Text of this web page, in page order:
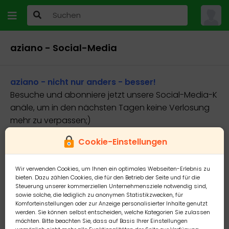
Cookie-Einstellungen
Wir verwenden Cookies, um Ihnen ein optimales Webseiten-Erlebnis zu
bieten. Dazu zählen Cookies, die für den Betrieb der Seite und für die
Steuerung unserer kommerziellen Unternehmensziele notwendig sind,
sowie solche, die lediglich zu anonymen Statistikzwecken, für
Komforteinstellungen oder zur Anzeige personalisierter Inhalte genutzt
werden. Sie können selbst entscheiden, welche Kategorien Sie zulassen
möchten. Bitte beachten Sie, dass auf Basis Ihrer Einstellungen
aziano - Social-Media
aziano - nicht nur anders - besser!
Besuche und abonniere jetzt unsere Social-Media-K
anäle, um in den nächsten Tagen keine Verlosung
mehr zu verpassen;)
Link zu Instagram:
aziano auf Instagram
Link zu Facebook:
Folgt ...
Link zu YouTube:
aziano auf YouTube